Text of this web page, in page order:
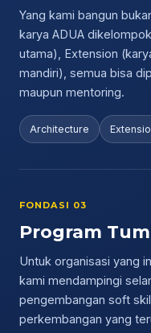
Yang kami bangun
karya ADUA
utama), Extension
mandiri), semua bisa
maupun mentoring.
Architecture
FONDASI 03
Program
Untuk organisasi yang
kami mendampingi
pengembangan soft
perkembangan yang